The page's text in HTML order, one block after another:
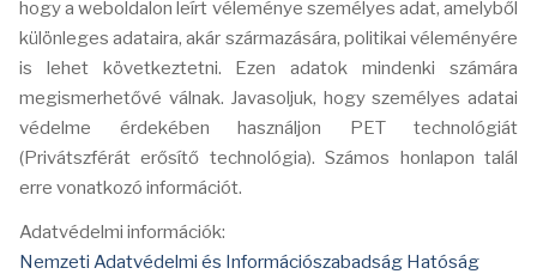
hogy a weboldalon leírt véleménye személyes adat, amelyből
különleges adataira, akár származására, politikai véleményére
is lehet következtetni. Ezen adatok mindenki számára
megismerhetővé válnak. Javasoljuk, hogy személyes adatai
védelme érdekében használjon PET technológiát
(Privátszférát erősítő technológia). Számos honlapon talál
erre vonatkozó információt.
Adatvédelmi információk:
Nemzeti Adatvédelmi és Információszabadság Hatóság